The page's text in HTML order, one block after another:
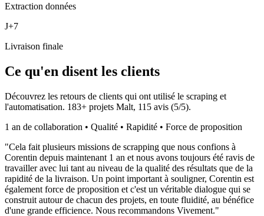
Extraction données
J+7
Livraison finale
Ce qu'en disent les clients
Découvrez les retours de clients qui ont utilisé le scraping et
l'automatisation. 183+ projets Malt, 115 avis (5/5).
1 an de collaboration • Qualité • Rapidité • Force de proposition
"Cela fait plusieurs missions de scrapping que nous confions à
Corentin depuis maintenant 1 an et nous avons toujours été ravis de
travailler avec lui tant au niveau de la qualité des résultats que de la
rapidité de la livraison. Un point important à souligner, Corentin est
également force de proposition et c'est un véritable dialogue qui se
construit autour de chacun des projets, en toute fluidité, au bénéfice
d'une grande efficience. Nous recommandons Vivement."